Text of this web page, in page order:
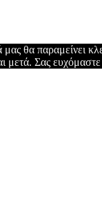
θα παραμείνει
μετά. Σας